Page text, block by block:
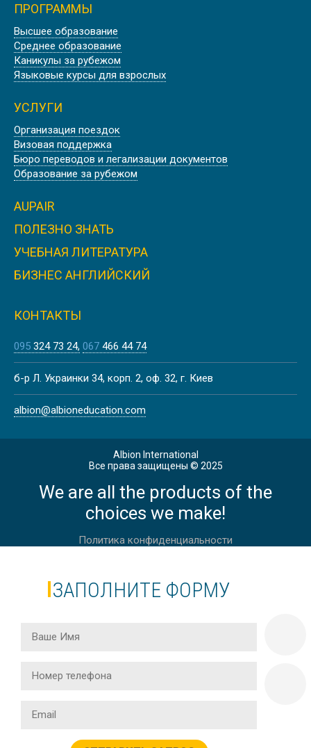
ПРОГРАММЫ
Высшее образование
Среднее образование
Каникулы за рубежом
Языковые курсы для взрослых
УСЛУГИ
Организация поездок
Визовая поддержка
Бюро переводов и легализации документов
Образование за рубежом
AUPAIR
ПОЛЕЗНО ЗНАТЬ
УЧЕБНАЯ ЛИТЕРАТУРА
БИЗНЕС АНГЛИЙСКИЙ
КОНТАКТЫ
095 324 73 24 067 466 44 74
б-р Л. Украинки 34, корп. 2, оф. 32, г. Киев
albion@albioneducation.com
Albion International
Все права защищены © 2025
We are all the products of the
choices we make!
Политика конфиденциальности
ЗАПОЛНИТЕ ФОРМУ